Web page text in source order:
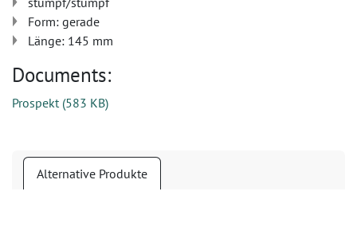
Form: gerade
Länge: 145 mm
Documents:
Prospekt(583 KB)
Alternative Produkte